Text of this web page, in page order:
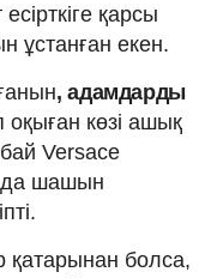
қарсы
ұстанған екен.
, адамдарды
оқыған көзі ашық
Versace
шашын
болса,